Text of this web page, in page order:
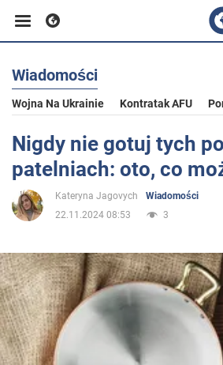
Biznes
Sport
Rozrywka
Polityka
Społeczeństwo
Wiadomości
Wojna Na Ukrainie Kontratak AFU
Nigdy nie gotuj tych
patelniach: oto, co
Kateryna Jagovych
Wiadomości
22.11.2024 08:53
3